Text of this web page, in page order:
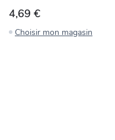
4,69 €
Choisir mon magasin